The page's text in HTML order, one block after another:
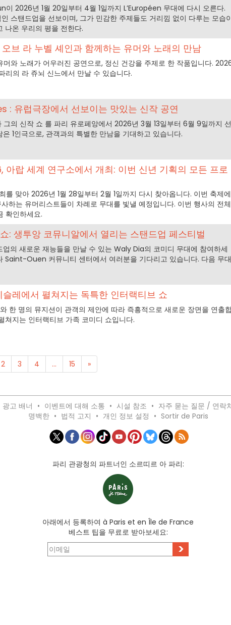
2026년 1월 20일부터 4월 1일까지 L’Européen 무대에 다시 오른다.
스탠드업을 선보이며, 그가 민감한 주제들도 거리낌 없이 다루는 모습
나온 우리의 평을 전한다.
브 라 누벨 셰인과 함께하는 유머와 노래의 만남
머와 노래가 어우러진 공연으로, 정신 건강을 주제로 한 작품입니다.
리의 라 쥬뇌 신느에서 만날 수 있습니다.
유럽극장에서 선보이는 맛있는 신작 공연
의 신작 쇼 를 파리 유로페앙에서 2026년 3월 13일부터 6월 9일까지 선
1인극으로, 관객과의 특별한 만남을 기대하고 있습니다.
아랍 세계 연구소에서 개최: 이번 신년 기획의 모든 프로
를 맞아 2026년 1월 28일부터 2월 1일까지 다시 찾아옵니다. 이번 축제에
하는 유머리스트들이 차례로 무대를 빛낼 예정입니다. 이번 행사의 전체
확인하세요.
: 생투앙 코뮤니알에서 열리는 스탠드업 페스티벌
업의 새로운 재능들을 만날 수 있는 Waly Dia의 코미디 무대에 참여하세
Saint-Ouen 커뮤니티 센터에서 여러분을 기다리고 있습니다. 다음 무대
레에서 펼쳐지는 독특한 인터랙티브 쇼
한 명의 뮤지션이 관객의 제안에 따라 즉흥적으로 새로운 장면을 연출
쳐지는 인터랙티브 가족 코미디 쇼입니다.
2 3 4 ... 15 »
광고 배너 • 이벤트에 대해 소통 • 시설 참조 • 자주 묻는 질문 / 연락
명백한 • 법적 고지 • 개인 정보 설정 • Sortir de Paris
파리 관광청의 파트너인 소르띠르 아 파리:
아래에서 등록하여 à Paris et en Île de France
베스트 팁을 무료로 받아보세요:
>